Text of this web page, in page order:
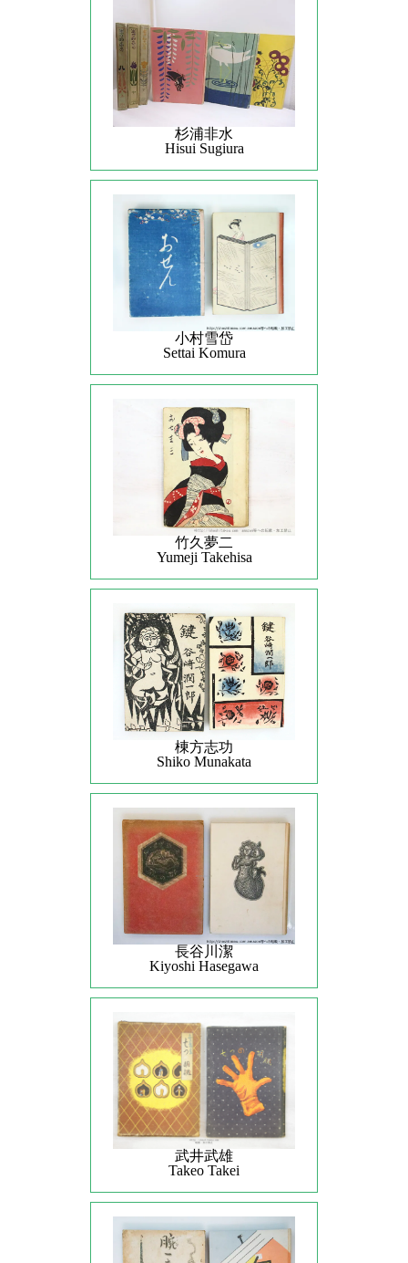
杉浦非水
Hisui Sugiura
小村雪岱
Settai Komura
竹久夢二
Yumeji Takehisa
棟方志功
Shiko Munakata
長谷川潔
Kiyoshi Hasegawa
武井武雄
Takeo Takei